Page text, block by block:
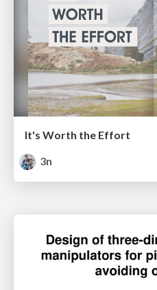
It's Worth the Effort
3n